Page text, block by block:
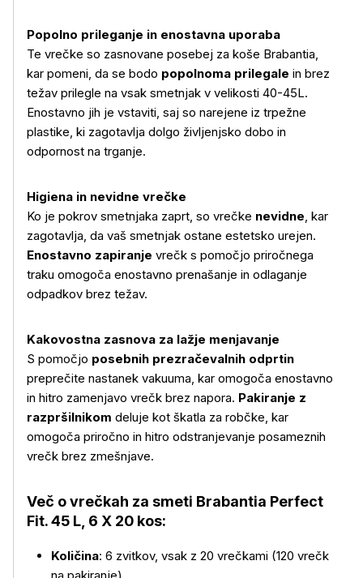
Popolno prileganje in enostavna uporaba
Te vrečke so zasnovane posebej za koše Brabantia,
kar pomeni, da se bodo popolnoma prilegale in brez
težav prilegle na vsak smetnjak v velikosti 40-45L.
Enostavno jih je vstaviti, saj so narejene iz trpežne
plastike, ki zagotavlja dolgo življenjsko dobo in
odpornost na trganje.
Higiena in nevidne vrečke
Ko je pokrov smetnjaka zaprt, so vrečke nevidne, kar
zagotavlja, da vaš smetnjak ostane estetsko urejen.
Enostavno zapiranje vrečk s pomočjo priročnega
traku omogoča enostavno prenašanje in odlaganje
odpadkov brez težav.
Kakovostna zasnova za lažje menjavanje
S pomočjo posebnih prezračevalnih odprtin
preprečite nastanek vakuuma, kar omogoča enostavno
in hitro zamenjavo vrečk brez napora. Pakiranje z
razpršilnikom deluje kot škatla za robčke, kar
omogoča priročno in hitro odstranjevanje posameznih
vrečk brez zmešnjave.
Več o vrečkah za smeti Brabantia Perfect
Fit. 45 L, 6 X 20 kos:
Količina: 6 zvitkov, vsak z 20 vrečkami (120 vrečk